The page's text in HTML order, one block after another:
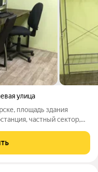
улица
площадь здания
частный сектор,